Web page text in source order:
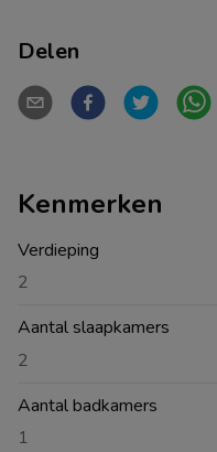
Delen
Kenmerken
Verdieping
2
Aantal slaapkamers
2
Aantal badkamers
1